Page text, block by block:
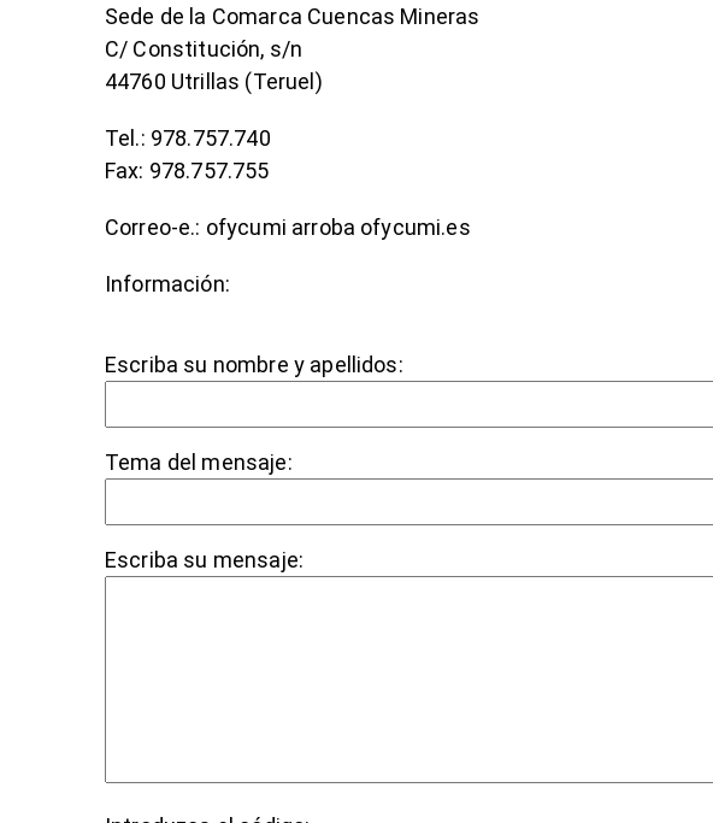
Sede de la Comarca Cuencas Mineras
C/ Constitución, s/n
44760 Utrillas (Teruel)
Tel.: 978.757.740
Fax: 978.757.755
Correo-e.: ofycumi arroba ofycumi.es
Información:
Escriba su nombre y apellidos:
Tema del mensaje:
Escriba su mensaje: